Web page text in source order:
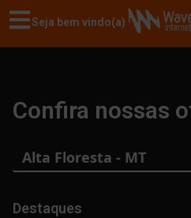
Seja bem vindo(a)
Confira nossas
Destaques